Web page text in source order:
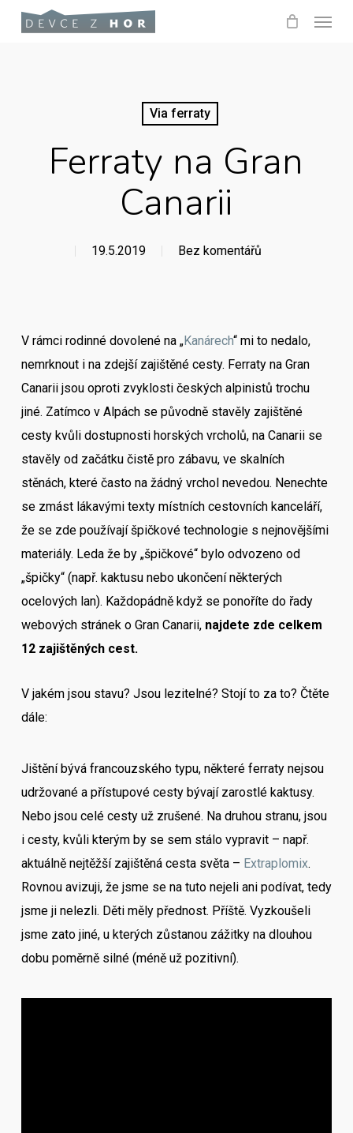
Skip
Via ferraty
Ferraty na Gran
Canarii
19.5.2019 Bez komentářů
V rámci rodinné dovolené na „Kanárech“ mi to nedalo,
nemrknout i na zdejší zajištěné cesty. Ferraty na Gran
Canarii jsou oproti zvyklosti českých alpinistů trochu
jiné. Zatímco v Alpách se původně stavěly zajištěné
cesty kvůli dostupnosti horských vrcholů, na Canarii se
stavěly od začátku čistě pro zábavu, ve skalních
stěnách, které často na žádný vrchol nevedou. Nenechte
se zmást lákavými texty místních cestovních kanceláří,
že se zde používají špičkové technologie s nejnovějšími
materiály. Leda že by „špičkové“ bylo odvozeno od
„špičky“ (např. kaktusu nebo ukončení některých
ocelových lan). Každopádně když se ponoříte do řady
webových stránek o Gran Canarii, najdete zde celkem
12 zajištěných cest.
V jakém jsou stavu? Jsou lezitelné? Stojí to za to? Čtěte
dále:
Jištění bývá francouzského typu, některé ferraty nejsou
udržované a přístupové cesty bývají zarostlé kaktusy.
Nebo jsou celé cesty už zrušené. Na druhou stranu, jsou
i cesty, kvůli kterým by se sem stálo vypravit – např.
aktuálně nejtěžší zajištěná cesta světa – Extraplomix.
Rovnou avizuji, že jsme se na tuto nejeli ani podívat, tedy
jsme ji nelezli. Děti měly přednost. Příště. Vyzkoušeli
jsme zato jiné, u kterých zůstanou zážitky na dlouhou
dobu poměrně silné (méně už pozitivní).